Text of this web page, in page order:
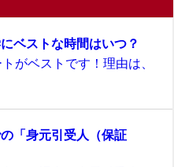
ベストな時間はいつ？
がベストです！理由は、
「身元引受人（保証